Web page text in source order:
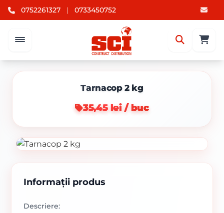
0752261327 | 0733450752
Tarnacop 2 kg
35,45 lei / buc
Informații produs
Descriere: